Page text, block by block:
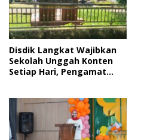
Disdik Langkat Wajibkan
Sekolah Unggah Konten
Setiap Hari, Pengamat